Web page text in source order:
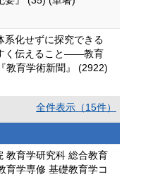
系化せずに探究できる
く伝えること――教育
教育学術新聞』 (2922)
全件表示（15件）
教育学研究科 総合教育
育学専修 基礎教育学コ